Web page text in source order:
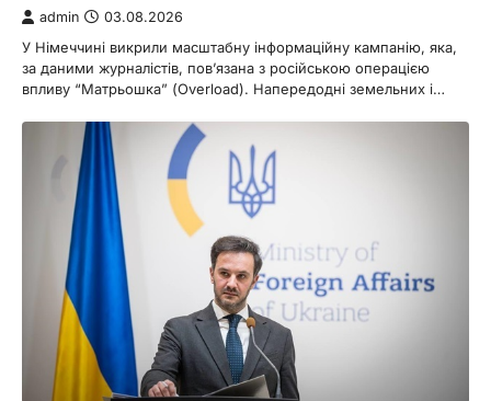
admin 03.08.2026
У Німеччині викрили масштабну інформаційну кампанію, яка,
за даними журналістів, пов’язана з російською операцією
впливу “Матрьошка” (Overload). Напередодні земельних і…